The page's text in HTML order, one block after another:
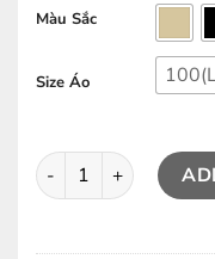
Màu Sắc
Size Áo
Áo Khoác Bomber